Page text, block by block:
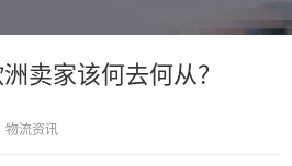
卖家该何去何从？
物流资讯